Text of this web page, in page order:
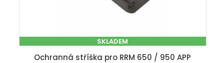
SKLADEM
Ochranná stříška pro RRM 650 / 950 APP